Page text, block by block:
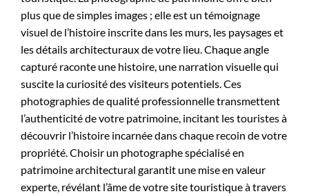
plus que de simples images ; elle est un témoignage
visuel de l’histoire inscrite dans les murs, les paysages et
les détails architecturaux de votre lieu. Chaque angle
capturé raconte une histoire, une narration visuelle qui
suscite la curiosité des visiteurs potentiels. Ces
photographies de qualité professionnelle transmettent
l’authenticité de votre patrimoine, incitant les touristes à
découvrir l’histoire incarnée dans chaque recoin de votre
propriété. Choisir un photographe spécialisé en
patrimoine architectural garantit une mise en valeur
experte, révélant l’âme de votre site touristique à travers